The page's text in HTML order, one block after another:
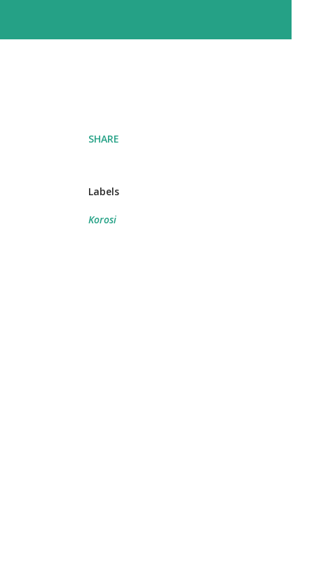
SHARE
Labels
Korosi